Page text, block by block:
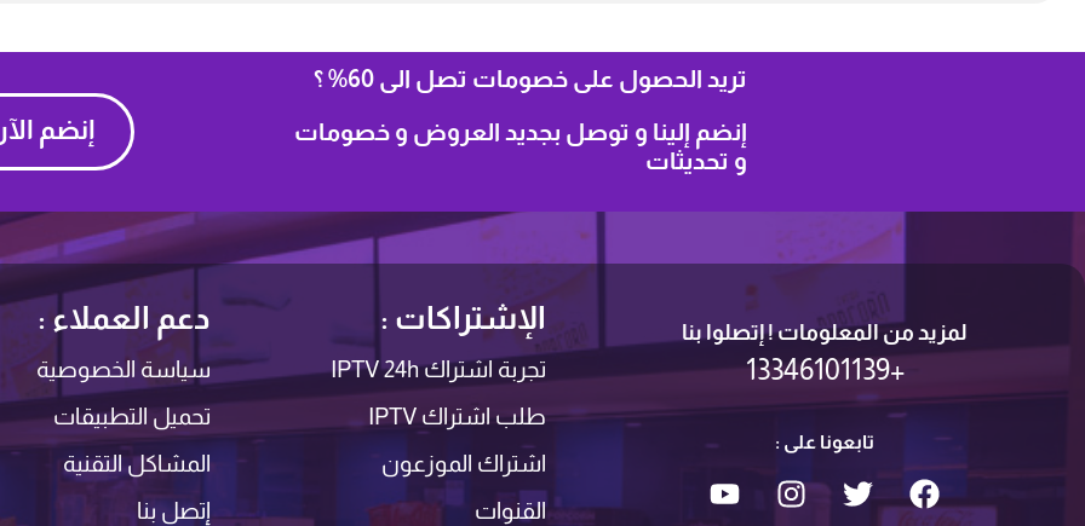
تريد الحصول على خصومات تصل الى 60% ؟
إنضم إلينا و توصل بجديد العروض و خصومات
و تحديثات
إنضم
لمزيد من المعلومات ! إتصلوا بنا
+13346101139
تابعونا على :
الإشتراكات :
تجربة اشتراك IPTV 24h
طلب اشتراك IPTV
اشتراك الموزعون
القنوات
دعم العملاء :
سياسة الخصوصية
تحميل التطبيقات
المشاكل التقنية
إتصل بنا